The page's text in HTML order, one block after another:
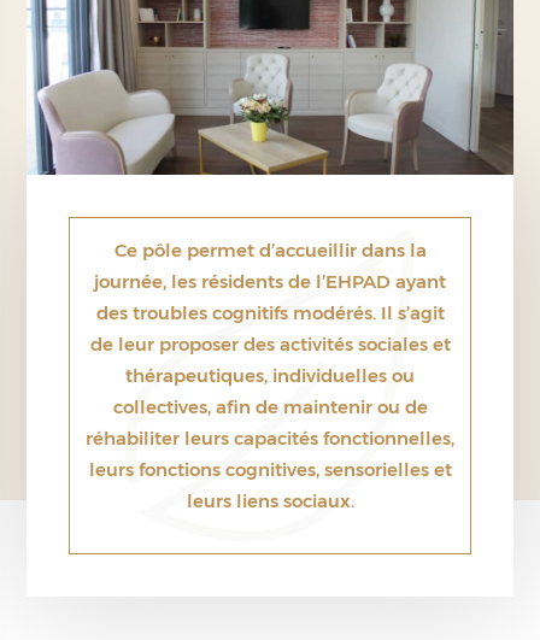
Ce pôle permet d’accueillir dans la
journée, les résidents de l’EHPAD ayant
des troubles cognitifs modérés. Il s’agit
de leur proposer des activités sociales et
thérapeutiques, individuelles ou
collectives, afin de maintenir ou de
réhabiliter leurs capacités fonctionnelles,
leurs fonctions cognitives, sensorielles et
leurs liens sociaux.